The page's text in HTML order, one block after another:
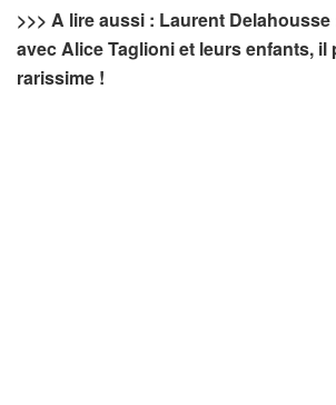
>>> A lire aussi : Laurent
avec Alice Taglioni et leurs enfants, il
rarissime !